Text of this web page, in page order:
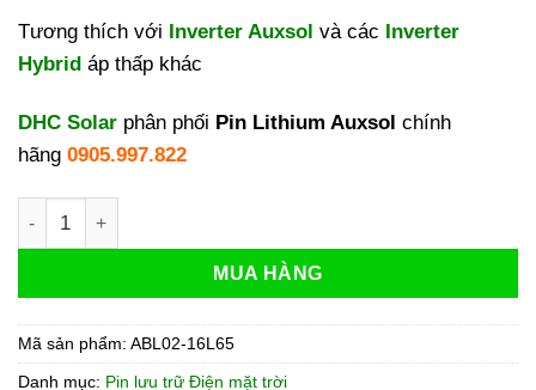
Tương thích với Inverter Auxsol và các
Inverter
Hybrid áp thấp khác
DHC Solar phân phối Pin Lithium Auxsol chính
hãng 0905.997.822
Pin lưu trữ lithium Auxsol 16kWh | ABL02-16L65 số lượng
MUA HÀNG
Mã sản phẩm: ABL02-16L65
Danh mục: Pin lưu trữ Điện mặt trời